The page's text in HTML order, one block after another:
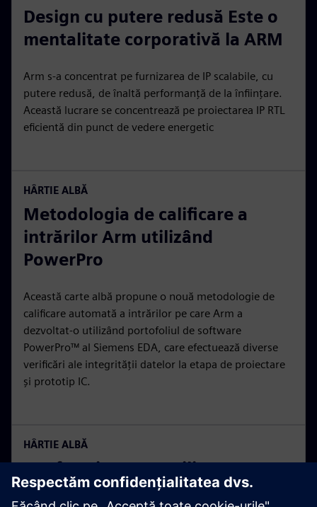
Design cu putere redusă Este o
mentalitate corporativă la ARM
Arm s-a concentrat pe furnizarea de IP scalabile, cu
putere redusă, de înaltă performanță de la înființare.
Această lucrare se concentrează pe proiectarea IP RTL
eficientă din punct de vedere energetic
HÂRTIE ALBĂ
Metodologia de calificare a
intrărilor Arm utilizând
PowerPro
Această carte albă propune o nouă metodologie de
calificare automată a intrărilor pe care Arm a
dezvoltat-o utilizând portofoliul de software
PowerPro™ al Siemens EDA, care efectuează diverse
verificări ale integrității datelor la etapa de proiectare
și prototip IC.
HÂRTIE ALBĂ
Conformitate pre-silicon pentru
sistemele bazate pe ARM